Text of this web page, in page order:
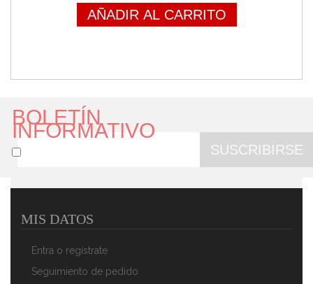
AÑADIR AL CARRITO
BOLETÍN
INFORMATIVO
SUSCRIBIRSE
MIS DATOS
Entra o regístrate
Seguimiento de pedido